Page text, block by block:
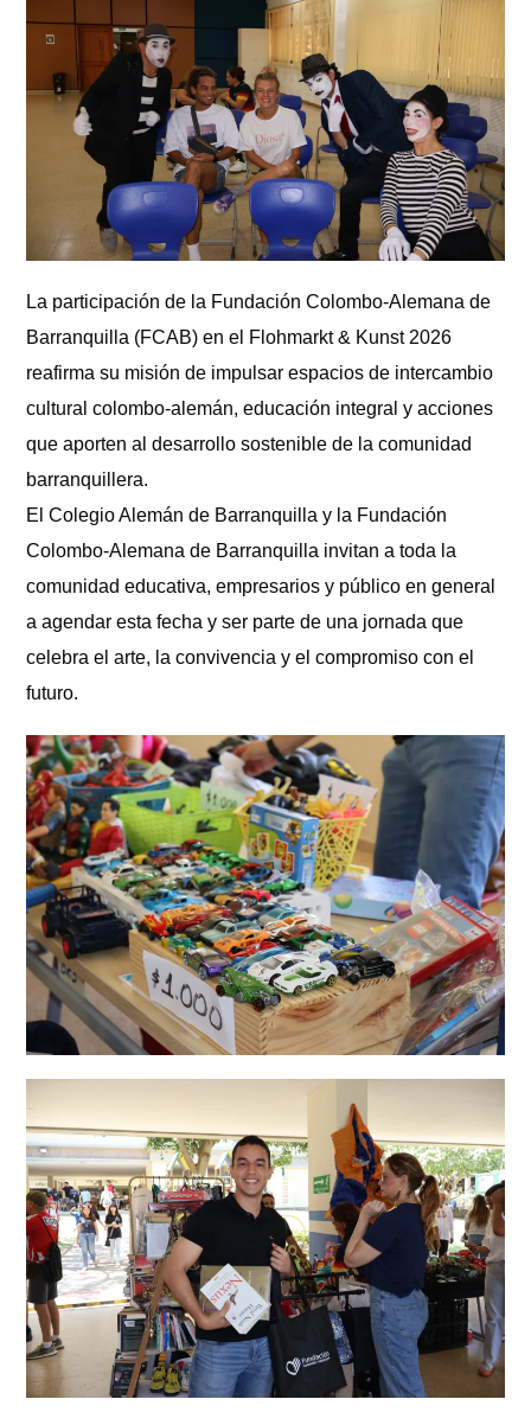
La participación de la Fundación Colombo-Alemana de
Barranquilla (FCAB) en el Flohmarkt & Kunst 2026
reafirma su misión de impulsar espacios de intercambio
cultural colombo-alemán, educación integral y acciones
que aporten al desarrollo sostenible de la comunidad
barranquillera.
El Colegio Alemán de Barranquilla y la Fundación
Colombo-Alemana de Barranquilla invitan a toda la
comunidad educativa, empresarios y público en general
a agendar esta fecha y ser parte de una jornada que
celebra el arte, la convivencia y el compromiso con el
futuro.